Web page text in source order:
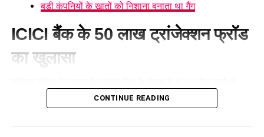
बड़ी कंपनियों के खातों को निशाना बनाता था गैंग
ICICI बैंक के 50 लाख ट्रांजेक्शन फ्रॉड
का खुलासा
करीब 50 लाख रुपये की संदिग्ध निकासी के मामले का खुलासा करते हुए
एक महिला समेत तीन आरोपियों को गिरफ्तार किया है। बैंक मैनेजर की
शिकायत पर दर्ज मुकदमे की जांच में पुलिस ने भगवानपुर क्षेत्र में छापेमारी
CONTINUE READING